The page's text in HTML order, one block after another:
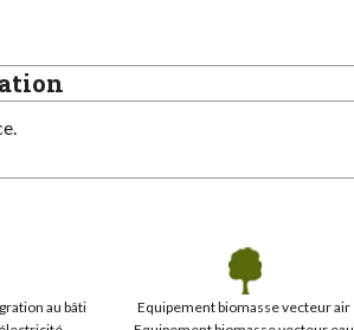
au bâti
Equipement biomasse vecteur air